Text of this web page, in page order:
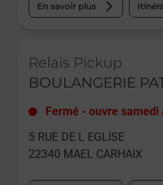
En savoir plus
Relais Pickup
BOULANGERIE
Fermé - ouvre samedi
5 RUE DE L EGLISE
22340 MAEL CARHAIX